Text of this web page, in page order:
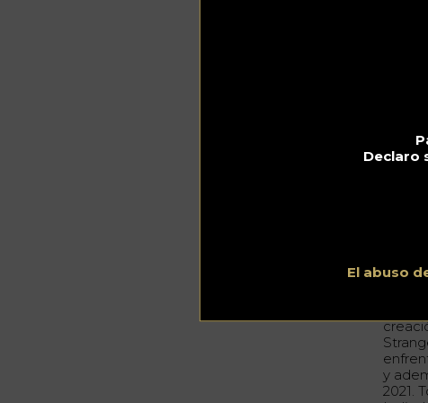
Declaro
El abuso
El
todo
la
y
2021.